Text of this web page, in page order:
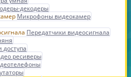
декодеры
Микрофоны видеокамер
Передатчики видеосигнала
доступа
ресиверы